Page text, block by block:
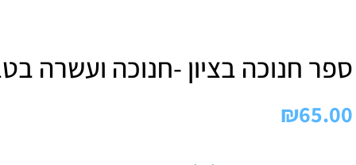
ספר חנוכה בציון -חנוכה ועשרה
₪65.00